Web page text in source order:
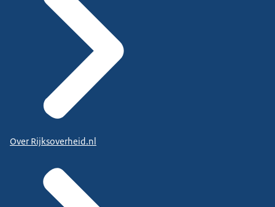
Over Rijksoverheid.nl